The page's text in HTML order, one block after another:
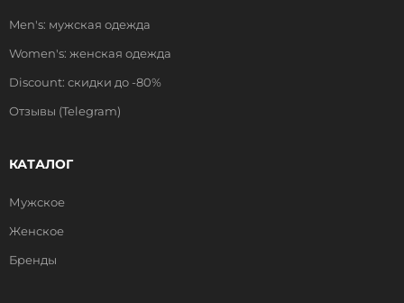
Men's: мужская одежда
Women's: женская одежда
Discount: скидки до -80%
Отзывы (Telegram)
КАТАЛОГ
Мужское
Женское
Бренды